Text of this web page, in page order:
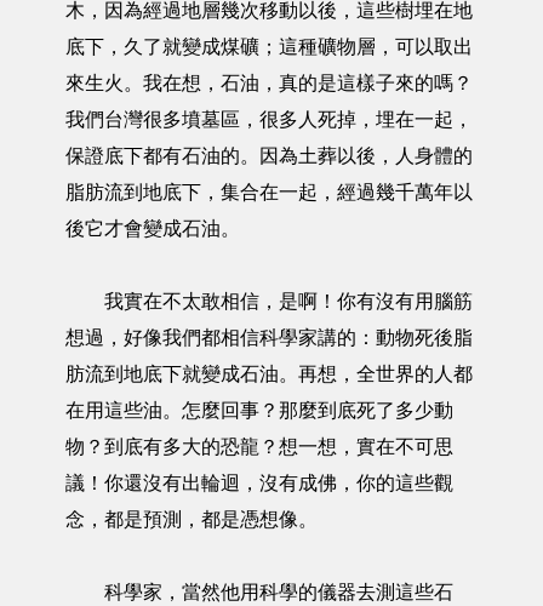
木，因為經過地層幾次移動以後，這些樹埋在地
底下，久了就變成煤礦；這種礦物層，可以取出
來生火。我在想，石油，真的是這樣子來的嗎？
我們台灣很多墳墓區，很多人死掉，埋在一起，
保證底下都有石油的。因為土葬以後，人身體的
脂肪流到地底下，集合在一起，經過幾千萬年以
後它才會變成石油。
我實在不太敢相信，是啊！你有沒有用腦筋
想過，好像我們都相信科學家講的：動物死後脂
肪流到地底下就變成石油。再想，全世界的人都
在用這些油。怎麼回事？那麼到底死了多少動
物？到底有多大的恐龍？想一想，實在不可思
議！你還沒有出輪迴，沒有成佛，你的這些觀
念，都是預測，都是憑想像。
科學家，當然他用科學的儀器去測這些石